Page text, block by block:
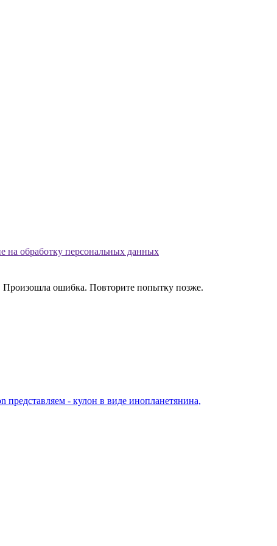
на обработку персональных данных
Произошла ошибка. Повторите попытку позже.